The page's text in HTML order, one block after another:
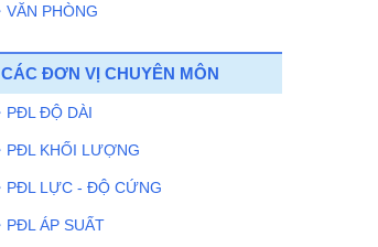
hưởng ứng Chương trình hiến máu
Luật Tiêu chuẩn và Quy chuẩn kỹ
thuật sữa đổi năm 2025: Quy định rõ
thời hạn 12 tháng trong xây dựng
tiêu chuẩn quốc gia
Viện Đo lường Việt Nam mở rộng
hợp tác quốc tế với Viện Đo lường và
Thử nghiệm Quảng Tây
VĂN PHÒNG
CÁC ĐƠN VỊ CHUYÊN MÔN
PĐL ĐỘ DÀI
PĐL KHỐI LƯỢNG
PĐL LỰC - ĐỘ CỨNG
PĐL ÁP SUẤT